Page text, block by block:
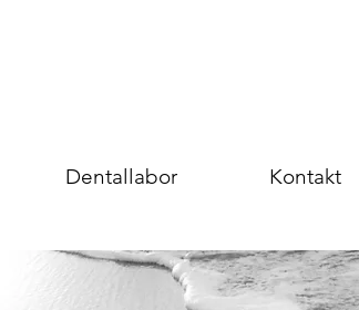
Dentallabor Kontakt